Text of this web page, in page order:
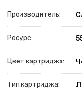
Производитель:
Ресурс:
Цвет картриджа:
Тип картриджа: